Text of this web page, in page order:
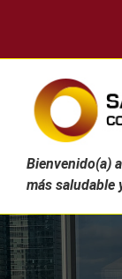
Bienvenido(a)
más saludable